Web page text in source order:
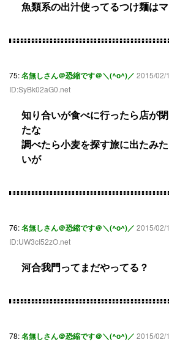
魚類系の出汁使ってるつけ麺は
75:名無しさん＠恐縮です＠＼(^o^)／ 2015/02/
ID:SyBk02aG0.net
知り合いが食べに行ったら店が
たな
調べたら小麦を探す旅に出たみ
いが
76:名無しさん＠恐縮です＠＼(^o^)／ 2015/02/
ID:UW3cI52zO.net
河合我門ってまだやってる？
78:名無しさん＠恐縮です＠＼(^o^)／ 2015/02/